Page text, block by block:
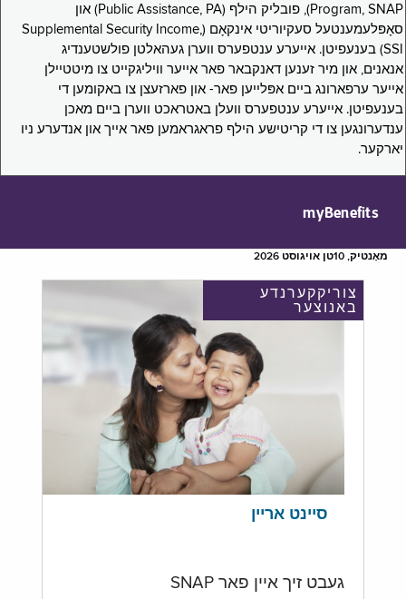
Program, SNAP), פובליק הילף (Public Assistance, PA) און
סאָפּלעמענטעל סעקיוריטי אינקאָם (Supplemental Security Income,
SSI) בענעפיטן. אייערע ענטפערס ווערן געהאלטן פולשטענדיג
אנאנים, און מיר זענען דאנקבאר פאר אייער וויליגקייט צו מיטטיילן
אייער ערפארונג ביים אפּלייען פאר- און פארזעצן צו באקומען די
בענעפיטן. אייערע ענטפערס וועלן באטראכט ווערן ביים מאכן
ענדערונגען צו די קריטישע הילף פראגראמען פאר אייך און אנדערע ניו
יארקער.
myBenefits
מאָנטיק, 10טן אויגוסט 2026
צוריקקערנדע
באנוצער
סיינט אריין
געבט זיך איין פאר SNAP